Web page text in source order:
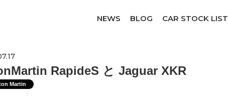
NEWS BLOG CAR STOCK LIST
RapideS と Jaguar XKR
Martin